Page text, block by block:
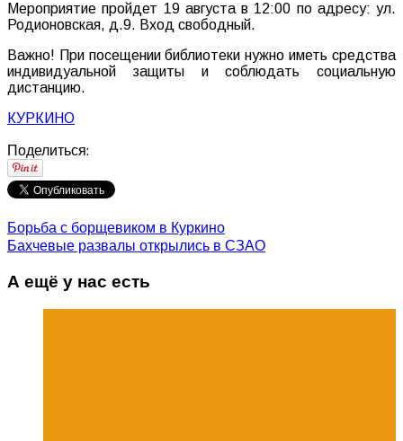
Мероприятие пройдет 19 августа в 12:00 по адресу: ул.
Родионовская, д.9. Вход свободный.
Важно! При посещении библиотеки нужно иметь средства
индивидуальной защиты и соблюдать социальную
дистанцию.
КУРКИНО
Поделиться:
Борьба с борщевиком в Куркино
Бахчевые развалы открылись в СЗАО
А ещё у нас есть